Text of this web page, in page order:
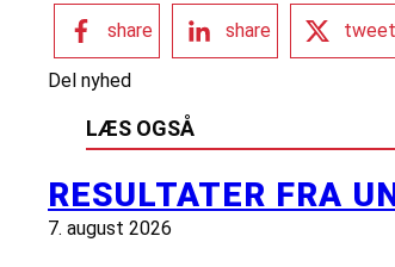
share share tweet
Del nyhed
LÆS OGSÅ
RESULTATER FRA
7. august 2026